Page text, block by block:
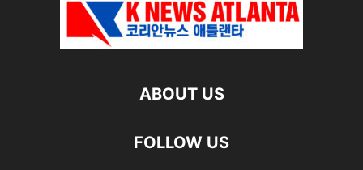
ABOUT US
FOLLOW US